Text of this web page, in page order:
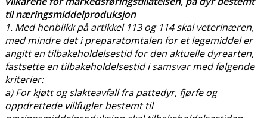
til næringsmiddelproduksjon
1. Med henblikk på artikkel 113 og 114 skal veterinæren,
med mindre det i preparatomtalen for et legemiddel er
angitt en tilbakeholdelsestid for den aktuelle dyrearten,
fastsette en tilbakeholdelsestid i samsvar med følgende
kriterier:
a) For kjøtt og slakteavfall fra pattedyr, fjørfe og
oppdrettede villfugler bestemt til